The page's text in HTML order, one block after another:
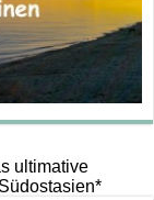
ultimative